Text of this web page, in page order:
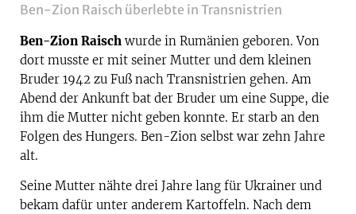
Ben-Zion Raisch überlebte in Transnistrien
Ben-Zion Raisch wurde in Rumänien geboren. Von
dort musste er mit seiner Mutter und dem kleinen
Bruder 1942 zu Fuß nach Transnistrien gehen. Am
Abend der Ankunft bat der Bruder um eine Suppe, die
ihm die Mutter nicht geben konnte. Er starb an den
Folgen des Hungers. Ben-Zion selbst war zehn Jahre
alt.
Seine Mutter nähte drei Jahre lang für Ukrainer und
bekam dafür unter anderem Kartoffeln. Nach dem